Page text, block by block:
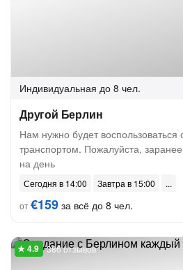
Индивидуальная до 8 чел.
Другой Берлин
Нам нужно будет
транспортом. Пожалуйста,
на день
Сегодня в 14:00
Завтра в 15:00
от€159 за всё до 8 чел.
386 отзывов